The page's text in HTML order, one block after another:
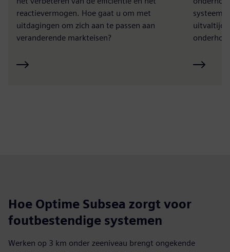
reactievermogen. Hoe gaat u om met
uitdagingen om zich aan te passen aan
veranderende markteisen?
uitvaltijd
Hoe Optime Subsea zorgt voor
foutbestendige systemen
Werken op 3 km onder zeeniveau brengt ongekende